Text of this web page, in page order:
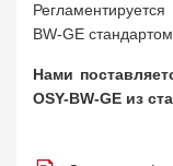
BW-GE
Нами
OSY-BW-GE из